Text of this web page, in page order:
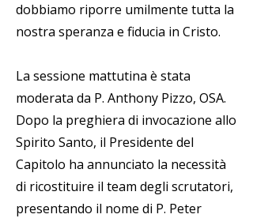
dobbiamo riporre umilmente tutta la
nostra speranza e fiducia in Cristo.
La sessione mattutina è stata
moderata da P. Anthony Pizzo, OSA.
Dopo la preghiera di invocazione allo
Spirito Santo, il Presidente del
Capitolo ha annunciato la necessità
di ricostituire il team degli scrutatori,
presentando il nome di P. Peter